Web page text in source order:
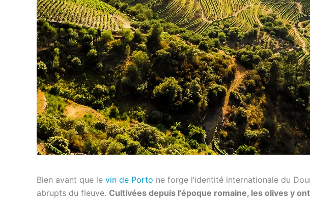
Bien avant que le vin de Porto ne forge l’identité internationale du
abrupts du fleuve. Cultivées depuis l’époque romaine, les olives y